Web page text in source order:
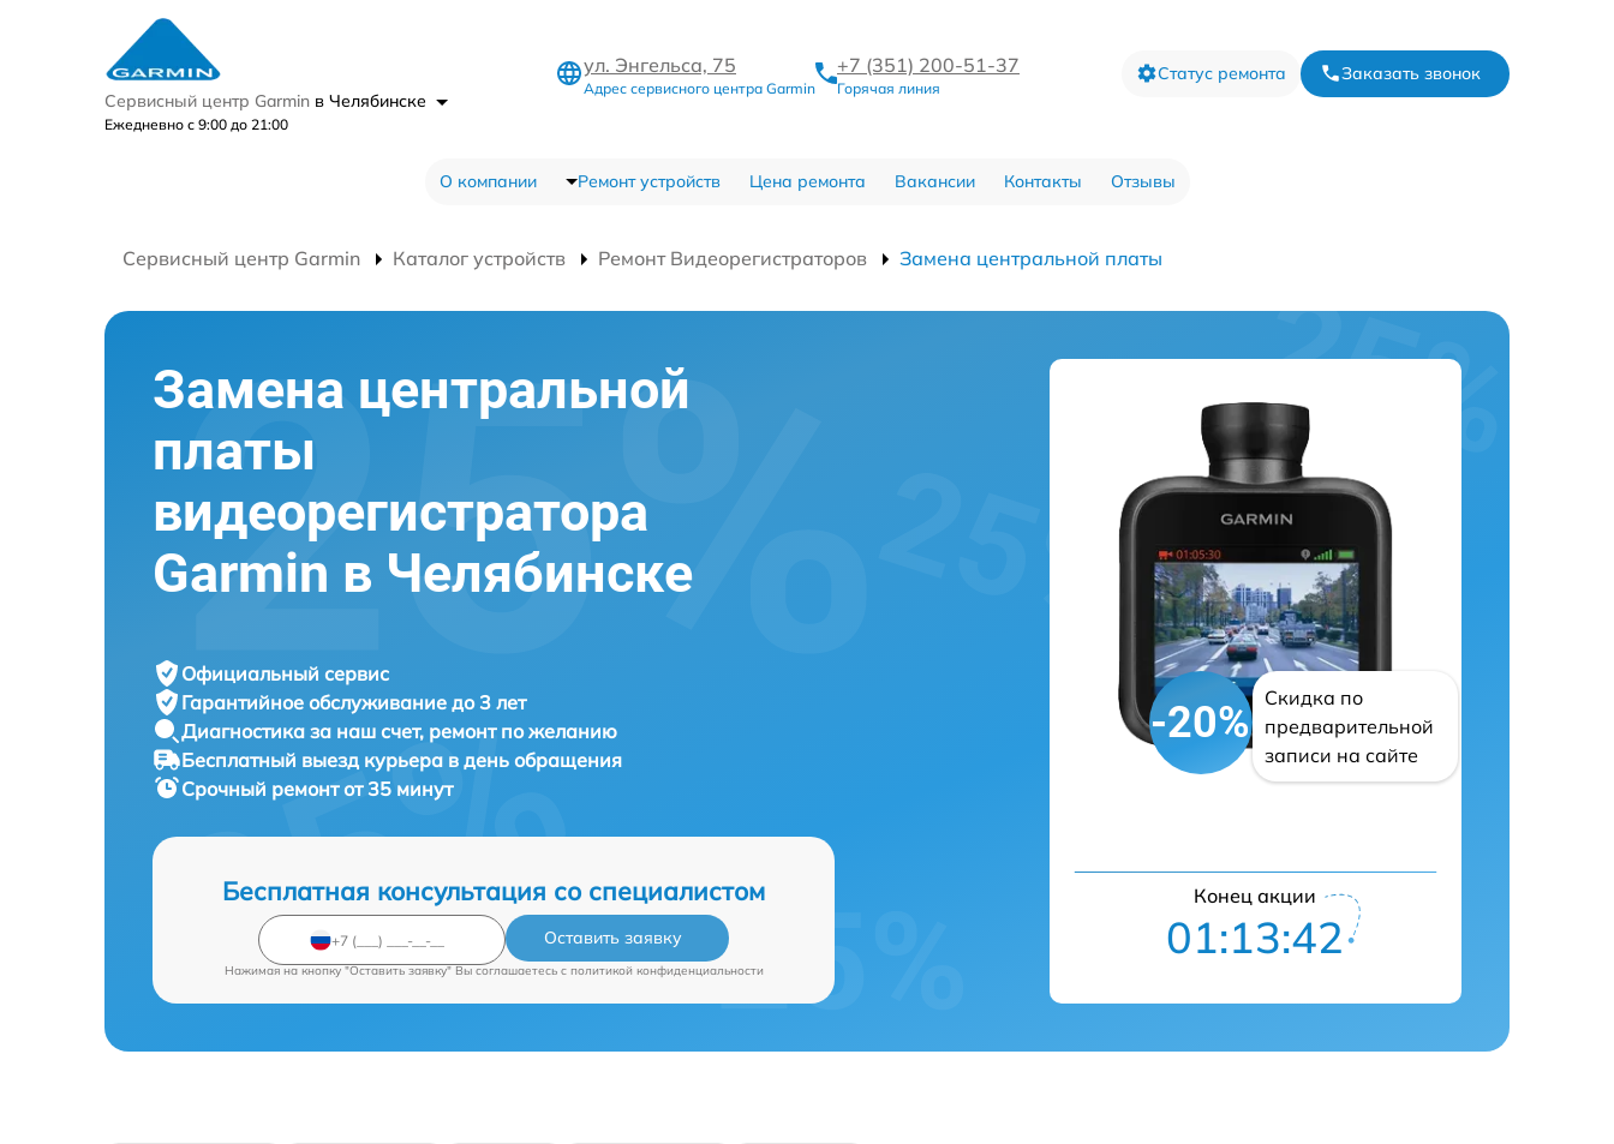
Сервисный центр Garmin в Челябинске
Ежедневно с 9:00 до 21:00
ул. Энгельса, 75
Адрес сервисного центра Garmin
+7 (351) 200-51-37
Горячая линия
Статус ремонта Заказать звонок
О компании Ремонт устройств Цена ремонта Вакансии Контакты Отзывы
Сервисный центр Garmin Каталог устройств Ремонт Видеорегистраторов Замена центральной платы
Замена центральной
платы
видеорегистратора
Garmin в Челябинске
Официальный сервис
Гарантийное обслуживание до 3 лет
Диагностика за наш счет, ремонт по желанию
Бесплатный выезд курьера в день обращения
Срочный ремонтот 35 минут
Бесплатная консультация со специалистом
Оставить заявку
Нажимая на кнопку "Оставить заявку" Вы соглашаетесь c политикой конфиденциальности
-20%
Скидка по
предварительной
записи на сайте
Конец акции
01:13:41